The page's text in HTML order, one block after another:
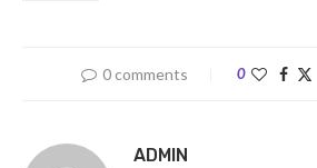
0 comments 0
ADMIN